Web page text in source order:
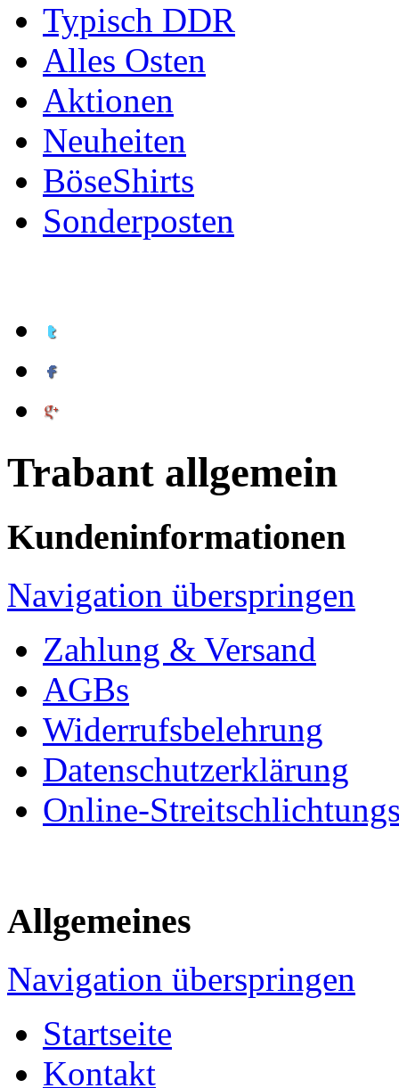
Typisch DDR
Alles Osten
Aktionen
Neuheiten
BöseShirts
Sonderposten
Trabant allgemein
Kundeninformationen
Navigation überspringen
Zahlung & Versand
AGBs
Widerrufsbelehrung
Datenschutzerklärung
Online-
Allgemeines
Navigation überspringen
Startseite
Kontakt